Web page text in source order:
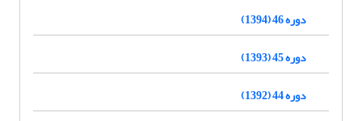
دوره 46 (1394)
دوره 45 (1393)
دوره 44 (1392)